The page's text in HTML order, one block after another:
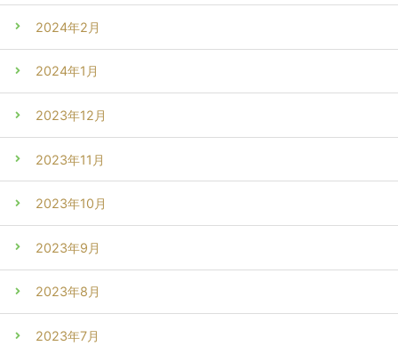
2024年2月
2024年1月
2023年12月
2023年11月
2023年10月
2023年9月
2023年8月
2023年7月